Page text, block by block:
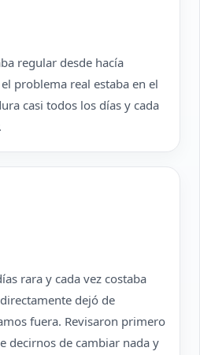
regular desde hacía
problema real estaba en el
casi todos los días y cada
rara y cada vez costaba
dejó de
fuera. Revisaron primero
decirnos de cambiar nada y